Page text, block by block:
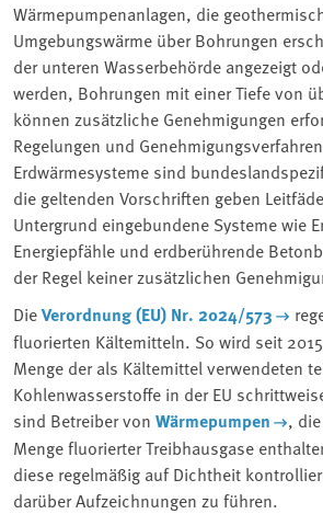
Wärmepumpenanlagen, die
Umgebungswärme über Bohrungen
der unteren Wasserbehörde angezeigt
werden, Bohrungen mit einer Tiefe von
können zusätzliche Genehmigungen
Regelungen und
Erdwärmesysteme sind
die geltenden Vorschriften geben
Untergrund eingebundene Systeme wie
Energiepfähle und erdberührende
der Regel keiner zusätzlichen
DieVerordnung (EU) Nr. 2024/573
fluorierten Kältemitteln. So wird seit
Menge der als Kältemittel verwendeten
Kohlenwasserstoffe in der EU
sind Betreiber von Wärmepumpen
,
Menge fluorierter Treibhausgase
diese regelmäßig auf Dichtheit
darüber Aufzeichnungen zu führen.